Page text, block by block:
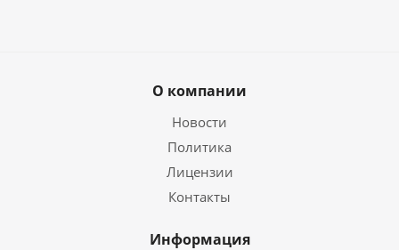
О компании
Новости
Политика
Лицензии
Контакты
Информация